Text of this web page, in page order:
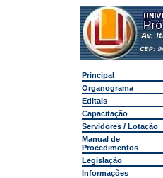
Principal
Organograma
Editais
Capacitação
Servidores / Lotação
Manual de
Procedimentos
Legislação
Informações